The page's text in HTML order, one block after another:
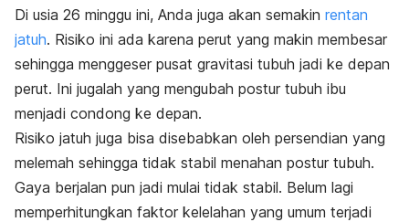
Di usia 26 minggu ini, Anda juga akan semakin rentan
jatuh. Risiko ini ada karena perut yang makin membesar
sehingga menggeser pusat gravitasi tubuh jadi ke depan
perut. Ini jugalah yang mengubah postur tubuh ibu
menjadi condong ke depan.
Risiko jatuh juga bisa disebabkan oleh persendian yang
melemah sehingga tidak stabil menahan postur tubuh.
Gaya berjalan pun jadi mulai tidak stabil. Belum lagi
memperhitungkan faktor kelelahan yang umum terjadi